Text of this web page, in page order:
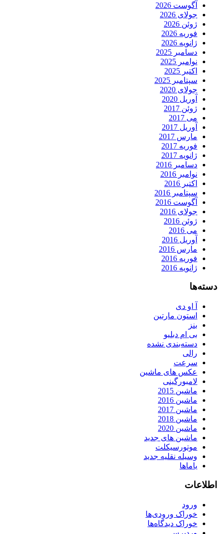
آگوست 2026
جولای 2026
ژوئن 2026
فوریه 2026
ژانویه 2026
دسامبر 2025
نوامبر 2025
اکتبر 2025
سپتامبر 2025
جولای 2020
آوریل 2020
ژوئن 2017
می 2017
آوریل 2017
مارس 2017
فوریه 2017
ژانویه 2017
دسامبر 2016
نوامبر 2016
اکتبر 2016
سپتامبر 2016
آگوست 2016
جولای 2016
ژوئن 2016
می 2016
آوریل 2016
مارس 2016
فوریه 2016
ژانویه 2016
دسته‌ها
آ او دی
استون مارتین
بنز
بی ام دبلیو
دسته‌بندی نشده
رالی
سرعت
عکس های ماشین
لامبورگینی
ماشین 2015
ماشین 2016
ماشین 2017
ماشین 2018
ماشین 2020
ماشین های جدید
موتورسیکلت
وسیله نقلیه جدید
یاماها
اطلاعات
ورود
خوراک ورودی‌ها
خوراک دیدگاه‌ها